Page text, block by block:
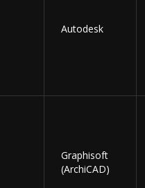
Autodesk
Graphisoft
(ArchiCAD)